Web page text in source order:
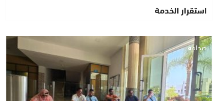
استقرار الخدمة
صحافة